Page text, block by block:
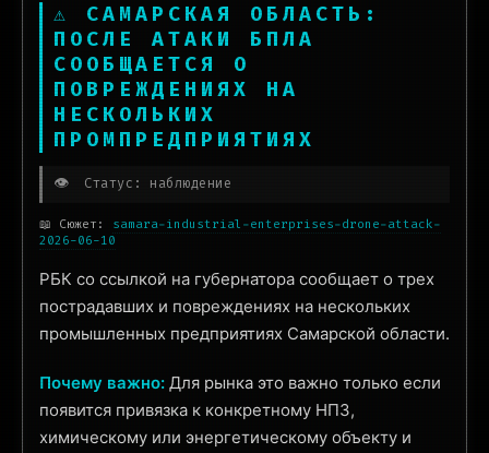
⚠️ САМАРСКАЯ ОБЛАСТЬ:
ПОСЛЕ АТАКИ БПЛА
СООБЩАЕТСЯ О
ПОВРЕЖДЕНИЯХ НА
НЕСКОЛЬКИХ
ПРОМПРЕДПРИЯТИЯХ
👁️ Статус: наблюдение
📖 Сюжет: samara-industrial-enterprises-drone-attack-
2026-06-10
РБК со ссылкой на губернатора сообщает о трех
пострадавших и повреждениях на нескольких
промышленных предприятиях Самарской области.
Почему важно: Для рынка это важно только если
появится привязка к конкретному НПЗ,
химическому или энергетическому объекту и